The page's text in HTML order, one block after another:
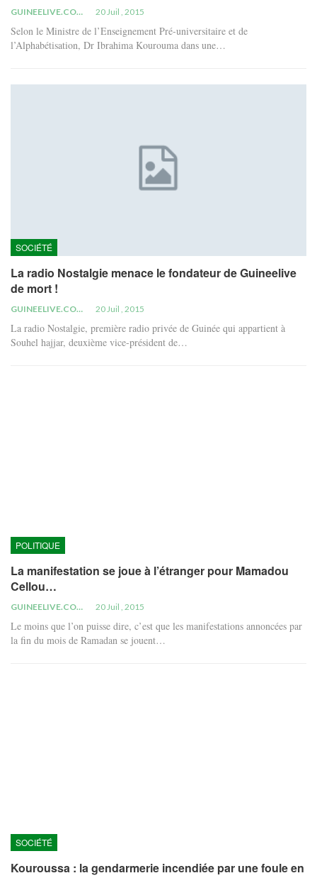
GUINEELIVE.COM 20 Juil , 2015
Selon le Ministre de l’Enseignement Pré-universitaire et de
l’Alphabétisation, Dr Ibrahima Kourouma dans une…
SOCIÉTÉ
La radio Nostalgie menace le fondateur de Guineelive
de mort !
GUINEELIVE.COM 20 Juil , 2015
La radio Nostalgie, première radio privée de Guinée qui appartient à
Souhel hajjar, deuxième vice-président de…
POLITIQUE
La manifestation se joue à l’étranger pour Mamadou
Cellou…
GUINEELIVE.COM 20 Juil , 2015
Le moins que l’on puisse dire, c’est que les manifestations annoncées par
la fin du mois de Ramadan se jouent…
SOCIÉTÉ
Kouroussa : la gendarmerie incendiée par une foule en